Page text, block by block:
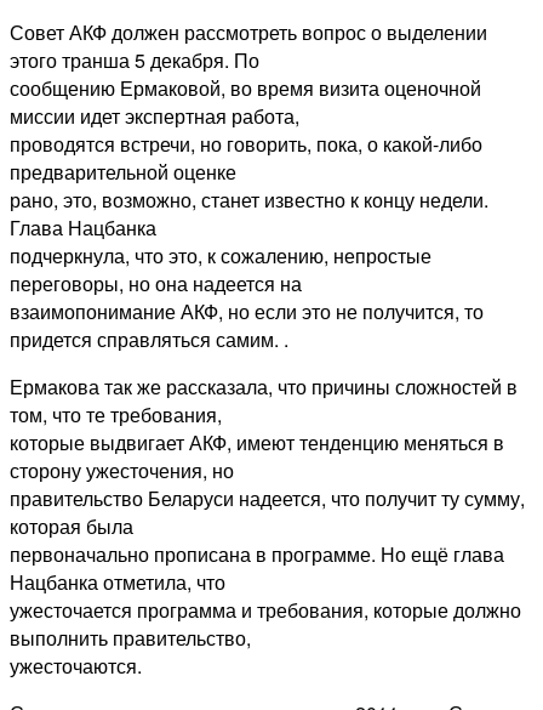
Совет АКФ должен рассмотреть вопрос о выделении
этого транша 5 декабря. По
сообщению Ермаковой, во время визита оценочной
миссии идет экспертная работа,
проводятся встречи, но говорить, пока, о какой-либо
предварительной оценке
рано, это, возможно, станет известно к концу недели.
Глава Нацбанка
подчеркнула, что это, к сожалению, непростые
переговоры, но она надеется на
взаимопонимание АКФ, но если это не получится, то
придется справляться самим. .
Ермакова так же рассказала, что причины сложностей в
том, что те требования,
которые выдвигает АКФ, имеют тенденцию меняться в
сторону ужесточения, но
правительство Беларуси надеется, что получит ту сумму,
которая была
первоначально прописана в программе. Но ещё глава
Нацбанка отметила, что
ужесточается программа и требования, которые должно
выполнить правительство,
ужесточаются.